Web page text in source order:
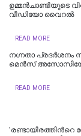
ഉമ്മന്‍ചാണ്ടിയുടെ
വീ‍ഡിയോ വൈറല്‍
READ MORE
നഗ്നതാ പ്രദര്‍ശനം
മെൻസ്
READ MORE
'രണ്ടായിരത്തിന്‍റെ